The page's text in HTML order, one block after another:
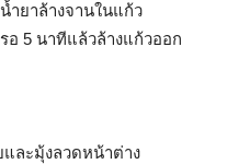
ำยาล้างจานในแก้ว
อ 5 นาทีแล้วล้างแก้วออก
ละมุ้งลวดหน้าต่าง